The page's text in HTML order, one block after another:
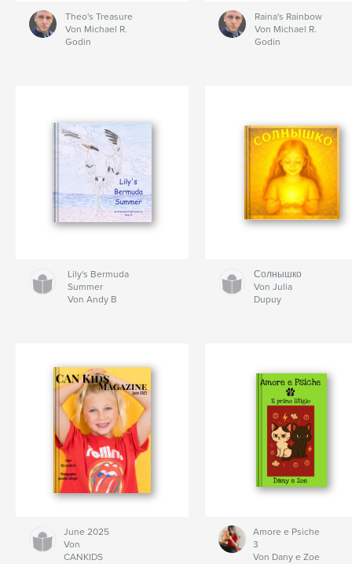
Theo's Treasure
Von Michael R.
Godin
Raina's Rainbow
Von Michael R.
Godin
Lily's Bermuda
Summer
Von Andy B
Солнышко
Von Julia
Dupuy
June 2025
Von
CANKIDS
Amore e Psiche
3
Von Dany e Zoe